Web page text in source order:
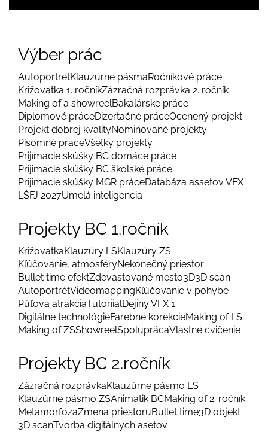
Výber prác
AutoportrétKlauzúrne pásmaRočníkové práce
Križovatka 1. ročníkZázračná rozprávka 2. ročník
Making of a showreelBakalárske práce
Diplomové práceDizertačné práceOcenený projekt
Projekt dobrej kvalityNominované projekty
Písomné práceVšetky projekty
Prijímacie skúšky BC domáce práce
Prijimacie skúšky BC školské práce
Prijimacie skúšky MGR práceDatabáza assetov VFX
LŠFJ 2027Umelá inteligencia
Projekty BC 1.ročník
KrižovatkaKlauzúry LSKlauzúry ZS
Kľúčovanie, atmosféryNekonečný priestor
Bullet time efektZdevastované mesto3D3D scan
AutoportrétVideomappingKľúčovanie v pohybe
Púťová atrakciaTutoriiálDejiny VFX 1
Digitálne technológieFarebné korekcieMaking of LS
Making of ZSShowreelSpoluprácaVlastné cvičenie
Projekty BC 2.ročník
Zázračná rozprávkaKlauzúrne pásmo LS
Klauzúrne pásmo ZSAnimatik BCMaking of 2. ročník
MetamorfózaZmena priestoruBullet time3D objekt
3D scanTvorba digitálnych asetov